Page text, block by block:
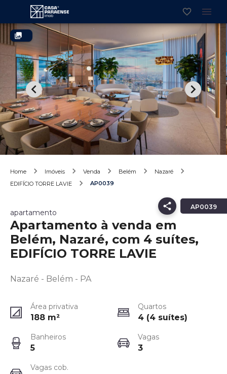
Home Imóveis Venda Belém
Nazaré
EDIFÍCIO TORRE LAVIE
AP0039
AP0039
apartamento
Apartamento à venda em
Belém, Nazaré, com 4 suítes,
EDIFÍCIO TORRE LAVIE
Nazaré - Belém - PA
Área privativa
188 m²
Quartos
4 (4 suítes)
Banheiros
5
Vagas
3
Vagas cob.